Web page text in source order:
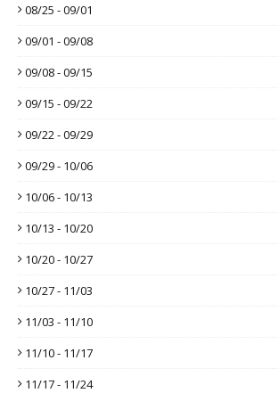
08/25 - 09/01
09/01 - 09/08
09/08 - 09/15
09/15 - 09/22
09/22 - 09/29
09/29 - 10/06
10/06 - 10/13
10/13 - 10/20
10/20 - 10/27
10/27 - 11/03
11/03 - 11/10
11/10 - 11/17
11/17 - 11/24